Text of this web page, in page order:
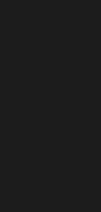
Το
και στατικές,